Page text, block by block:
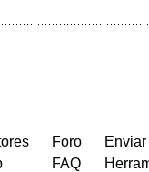
Foro
FAQ